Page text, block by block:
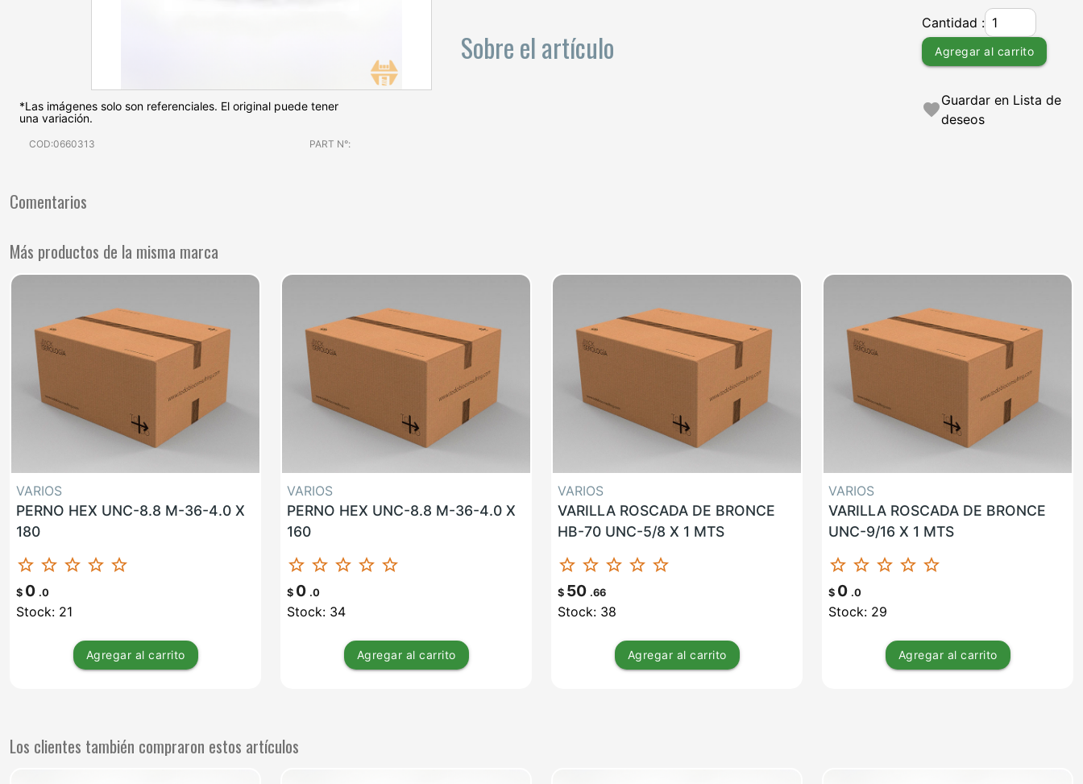
*Las imágenes solo son referenciales. El original puede tener
una variación.
COD:0660313 PART N°:
Sobre el artículo
Cantidad :
Agregar al carrito
favoriteGuardar en Lista de
deseos
Comentarios
Más productos de la misma marca
VARIOS
PERNO HEX UNC-8.8 M-36-4.0 X
180
star_border star_border star_border star_border star_border
$ 0 .0
Stock: 21
Agregar al carrito
VARIOS
PERNO HEX UNC-8.8 M-36-4.0 X
160
star_border star_border star_border star_border star_border
$ 0 .0
Stock: 34
Agregar al carrito
VARIOS
VARILLA ROSCADA DE BRONCE
HB-70 UNC-5/8 X 1 MTS
star_border star_border star_border star_border star_border
$ 50 .66
Stock: 38
Agregar al carrito
VARIOS
VARILLA ROSCADA DE BRONCE
UNC-9/16 X 1 MTS
star_border star_border star_border star_border star_border
$ 0 .0
Stock: 29
Agregar al carrito
Los clientes también compraron estos artículos